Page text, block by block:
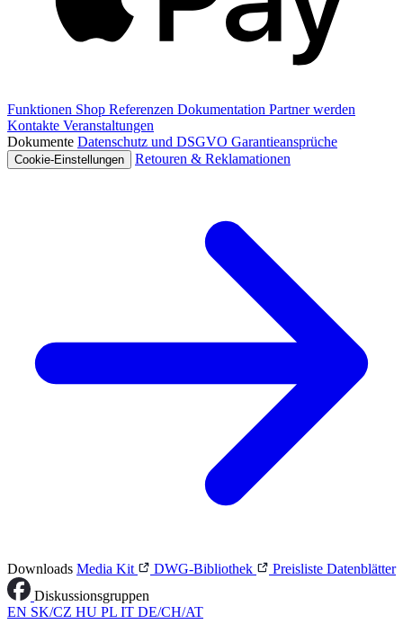
Funktionen Shop Referenzen Dokumentation Partner werden
Kontakte Veranstaltungen
Dokumente Datenschutz und DSGVO Garantieansprüche
Cookie-Einstellungen Retouren & Reklamationen
Downloads Media Kit DWG-Bibliothek Preisliste Datenblätter
Diskussionsgruppen
EN SK/CZ HU PL IT DE/CH/AT